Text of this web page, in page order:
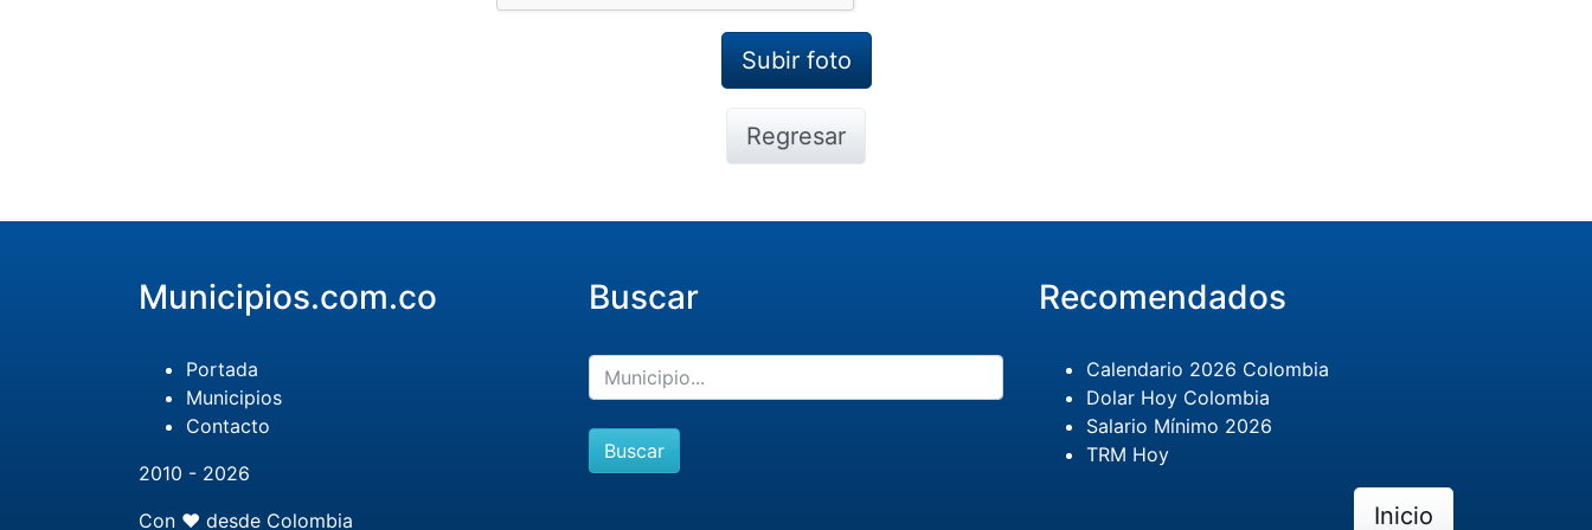
Regresar
Municipios.com.co
Portada
Municipios
Contacto
2010 - 2026
Con ❤️ desde Colombia
Buscar
Buscar
Recomendados
Calendario 2026 Colombia
Dolar Hoy Colombia
Salario Mínimo 2026
TRM Hoy
Inicio